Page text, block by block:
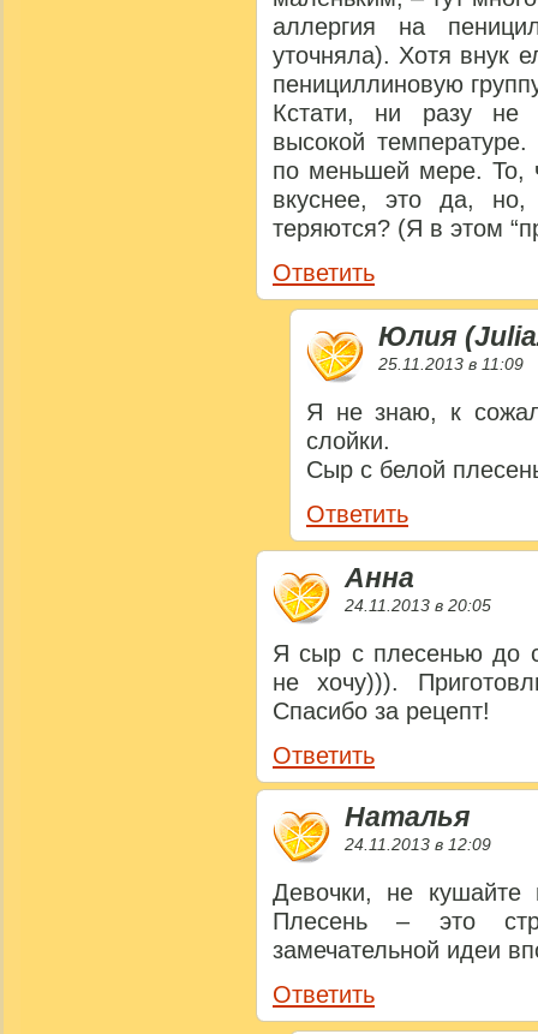
аллергия на
уточняла). Хотя внук
пенициллиновую
Кстати, ни разу не
высокой
по меньшей мере. То,
вкуснее, это да,
теряются? (Я в этом
Ответить
Юлия
25.11.2013 в 11:09
Я не знаю, к
слойки.
Сыр с белой
Ответить
Анна
24.11.2013 в 20:05
Я сыр с плесенью до
не хочу))).
Спасибо за рецепт!
Ответить
Наталья
24.11.2013 в 12:09
Девочки, не
Плесень – это
замечательной идеи
Ответить